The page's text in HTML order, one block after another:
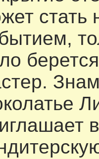
стать